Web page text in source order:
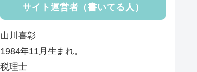
サイト運営者（書いてる人）
山川喜彰
1984年11月生まれ。
税理士